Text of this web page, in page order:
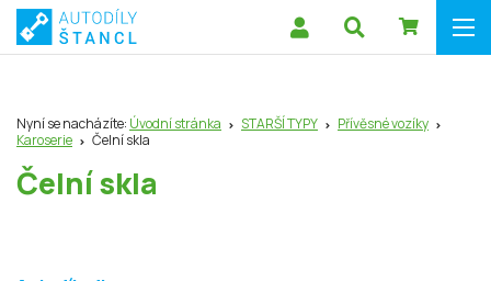
Nyní se nacházíte: Úvodní stránka STARŠÍ TYPY
Přívěsné vozíky
Karoserie
Čelní skla
Čelní skla